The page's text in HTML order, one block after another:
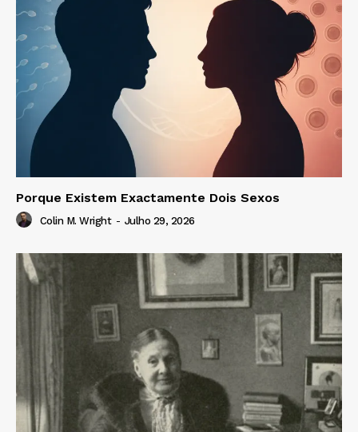
Porque Existem Exactamente Dois Sexos
Colin M. Wright - Julho 29, 2026